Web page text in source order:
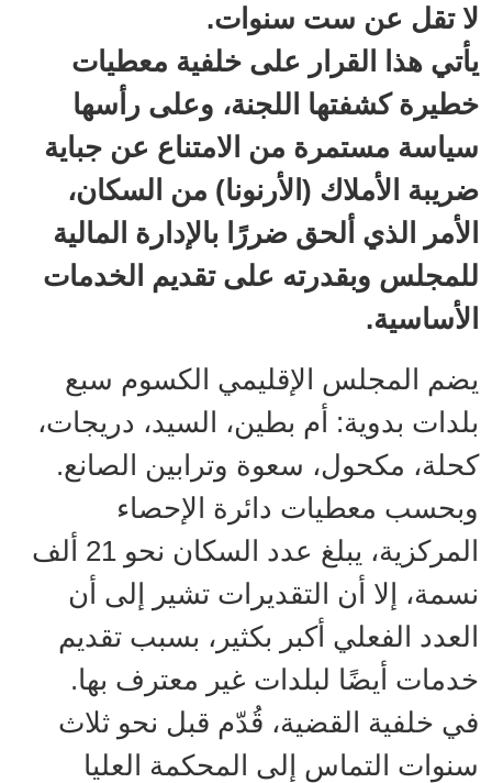
لا تقل عن ست سنوات.
يأتي هذا القرار على خلفية معطيات
خطيرة كشفتها اللجنة، وعلى رأسها
سياسة مستمرة من الامتناع عن جباية
ضريبة الأملاك (الأرنونا) من السكان،
الأمر الذي ألحق ضررًا بالإدارة المالية
للمجلس وبقدرته على تقديم الخدمات
الأساسية.
يضم المجلس الإقليمي الكسوم سبع
بلدات بدوية: أم بطين، السيد، دريجات،
كحلة، مكحول، سعوة وترابين الصانع.
وبحسب معطيات دائرة الإحصاء
المركزية، يبلغ عدد السكان نحو 21 ألف
نسمة، إلا أن التقديرات تشير إلى أن
العدد الفعلي أكبر بكثير، بسبب تقديم
خدمات أيضًا لبلدات غير معترف بها.
في خلفية القضية، قُدّم قبل نحو ثلاث
سنوات التماس إلى المحكمة العليا